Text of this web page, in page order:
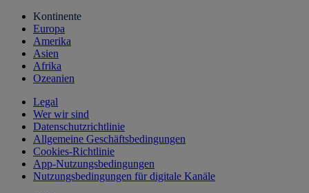
Kontinente
Europa
Amerika
Asien
Afrika
Ozeanien
Legal
Wer wir sind
Datenschutzrichtlinie
Allgemeine Geschäftsbedingungen
Cookies-Richtlinie
App-Nutzungsbedingungen
Nutzungsbedingungen für digitale Kanäle